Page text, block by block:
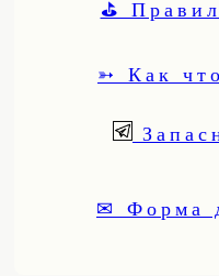
⛳
➳ Как
✉ Форма